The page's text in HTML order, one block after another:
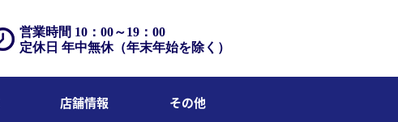
営業時間 10：00～19：00
定休日 年中無休（年末年始を除く）
店舗情報 その他